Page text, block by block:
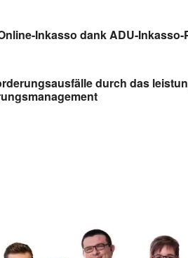
Inkasso dank ADU-Inkasso-
durch das